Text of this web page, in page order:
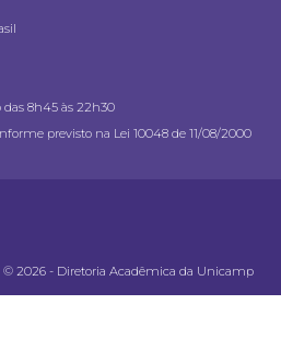
8h45 às 22h30
previsto na Lei 10048 de 11/08/2000
© 2026 - Diretoria Acadêmica da Unicamp